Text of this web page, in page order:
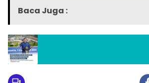
Baca Juga :